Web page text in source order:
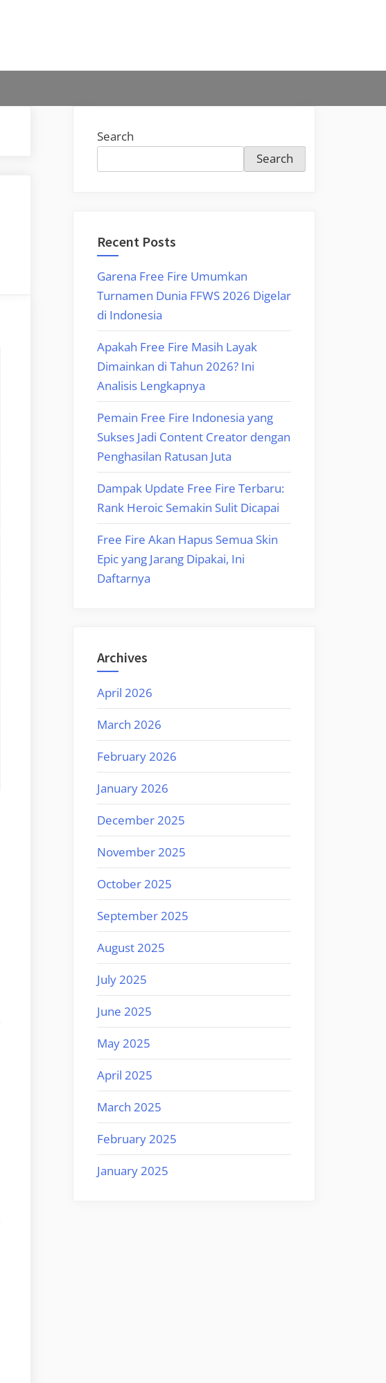
Search
Search
Recent Posts
Garena Free Fire Umumkan
Turnamen Dunia FFWS 2026 Digelar
di Indonesia
Apakah Free Fire Masih Layak
Dimainkan di Tahun 2026? Ini
Analisis Lengkapnya
Pemain Free Fire Indonesia yang
Sukses Jadi Content Creator dengan
Penghasilan Ratusan Juta
Dampak Update Free Fire Terbaru:
Rank Heroic Semakin Sulit Dicapai
Free Fire Akan Hapus Semua Skin
Epic yang Jarang Dipakai, Ini
Daftarnya
Archives
April 2026
March 2026
February 2026
January 2026
December 2025
November 2025
October 2025
September 2025
August 2025
July 2025
June 2025
May 2025
April 2025
March 2025
February 2025
January 2025